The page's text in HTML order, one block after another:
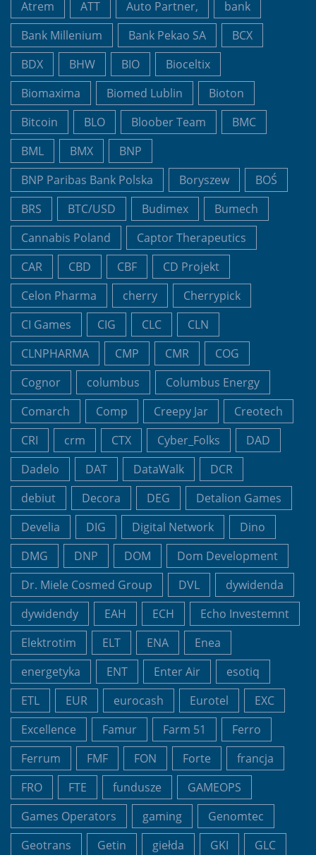
Atrem ATT Auto Partner,
bank
Bank Millenium
Bank Pekao SA
BCX
BDX
BHW BIO
Bioceltix
Biomaxima
Biomed Lublin
Bioton
Bitcoin
BLO Bloober Team
BMC
BML
BMX
BNP
BNP Paribas Bank Polska
Boryszew
BOŚ
BRS
BTC/USD Budimex
Bumech
Cannabis Poland
Captor Therapeutics
CAR
CBD CBF
CD Projekt
Celon Pharma
cherry
Cherrypick
CI Games
CIG CLC
CLN
CLNPHARMA
CMP CMR
COG
Cognor
columbus
Columbus Energy
Comarch
Comp Creepy Jar
Creotech
CRI
crm CTX Cyber_Folks
DAD
Dadelo
DAT DataWalk
DCR
debiut
Decora DEG
Detalion Games
Develia
DIG Digital Network
Dino
DMG
DNP DOM
Dom Development
Dr. Miele Cosmed Group
DVL
dywidenda
dywidendy
EAH ECH
Echo Investemnt
Elektrotim
ELT ENA
Enea
energetyka
ENT Enter Air
esotiq
ETL
EUR eurocash Eurotel
EXC
Excellence
Famur Farm 51
Ferro
Ferrum
FMF FON Forte
francja
FRO
FTE fundusze
GAMEOPS
Games Operators
gaming
Genomtec
Geotrans
Getin giełda GKI
GLC